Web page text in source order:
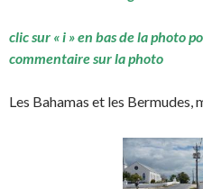
clic sur « i » en bas de la photo
commentaire sur la photo
Les Bahamas et les Bermudes,